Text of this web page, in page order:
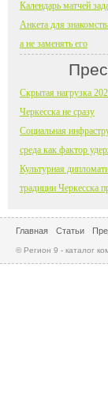
Календарь матчей
Анкета для
а не заменять его
Скрытая нагрузка
Черкесска не сразу
Социальная
среда как фактор
Культурная
традиции Черкесска
Главная Статьи
© Регион 9 - каталог